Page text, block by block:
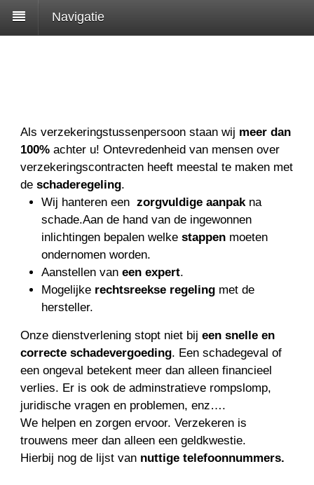
Navigatie
Als verzekeringstussenpersoon staan wij meer dan
100% achter u! Ontevredenheid van mensen over
verzekeringscontracten heeft meestal te maken met
deschaderegeling.
Wij hanteren eenzorgvuldige aanpak na
schade.Aan de hand van de ingewonnen
inlichtingen bepalen welkestappen moeten
ondernomen worden.
Aanstellen vaneen expert.
Mogelijke rechtsreekse regeling met de
hersteller.
Onze dienstverlening stopt niet bijeen snelle en
correcte schadevergoeding. Een schadegeval of
een ongeval betekent meer dan alleen financieel
verlies. Er is ook de adminstratieve rompslomp,
juridische vragen en problemen, enz….
We helpen en zorgen ervoor. Verzekeren is
trouwens meer dan alleen een geldkwestie.
Hierbij nog de lijst van nuttige telefoonnummers.